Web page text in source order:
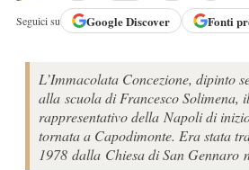
Seguici su GoogleDiscover Fonti
L’Immacolata Concezione, dipinto
alla scuola di Francesco Solimena,
rappresentativo della Napoli di
tornata a Capodimonte. Era stata
1978 dalla Chiesa di San Gennaro